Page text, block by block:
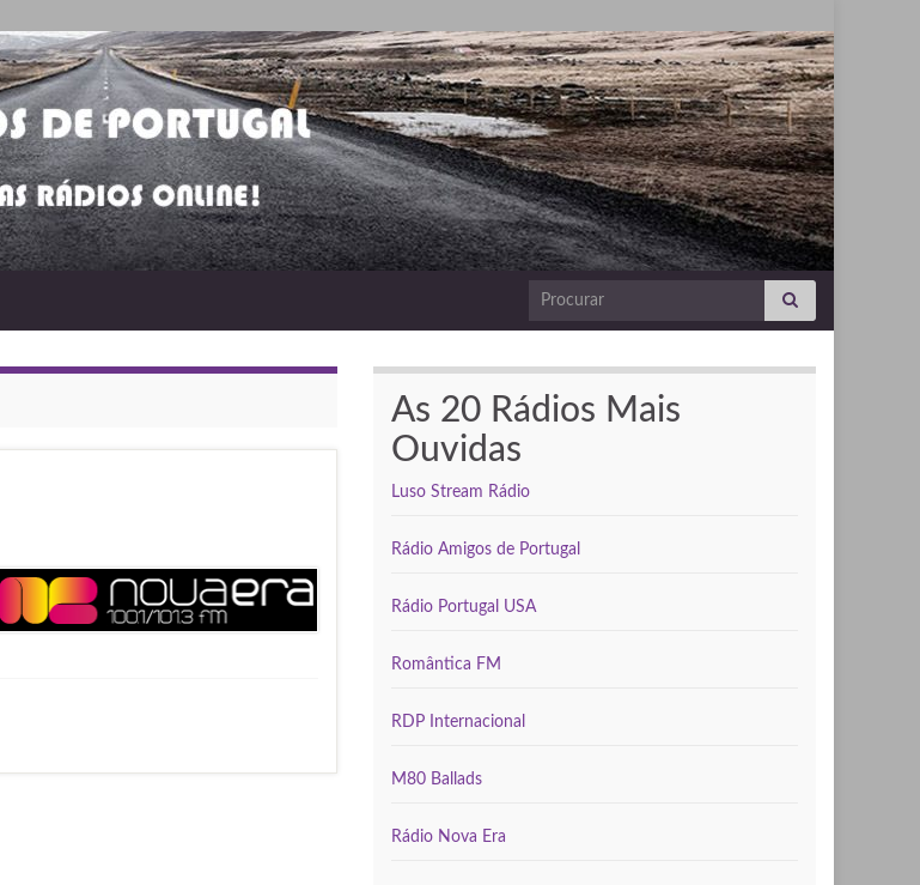
Search for:
As 20 Rádios Mais
Ouvidas
Luso Stream Rádio
Rádio Amigos de Portugal
Rádio Portugal USA
Romântica FM
RDP Internacional
M80 Ballads
Rádio Nova Era